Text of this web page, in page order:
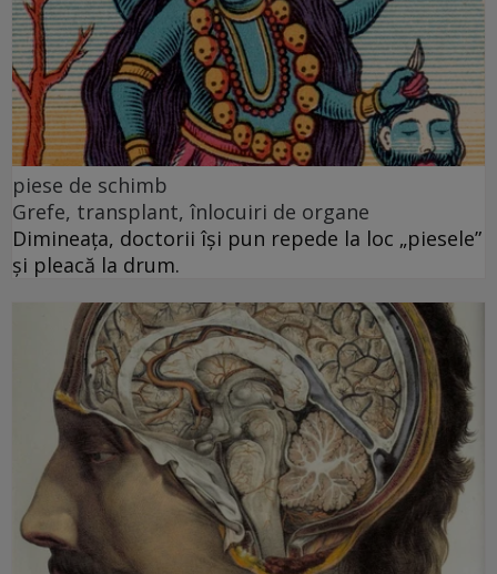
piese de schimb
Grefe, transplant, înlocuiri de organe
Dimineața, doctorii își pun repede la loc „piesele”
și pleacă la drum.